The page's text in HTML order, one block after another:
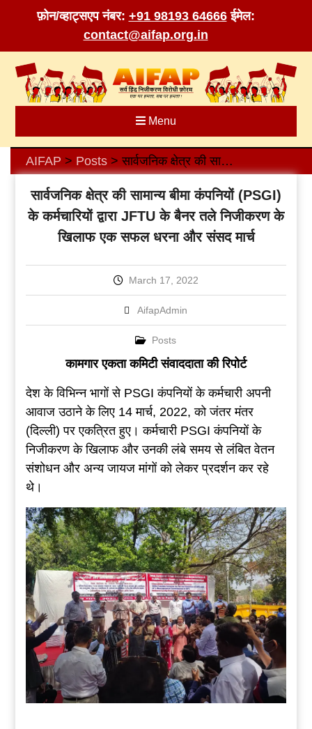
फ़ोन/व्हाट्सएप नंबर: +91 98193 64666 ईमेल:
contact@aifap.org.in
content
Menu
AIFAP > Posts> सार्वजनिक क्षेत्र की सामान्य बीमा कंपनियों (PSGI) के कर्मचारियों द्वारा JFTU के बैनर तले निजीकरण के खिलाफ एक सफल धरना और संसद मार्च
सार्वजनिक क्षेत्र की सामान्य बीमा कंपनियों (PSGI)
के कर्मचारियों द्वारा JFTU के बैनर तले निजीकरण के
खिलाफ एक सफल धरना और संसद मार्च
March 17, 2022
AifapAdmin
Posts
कामगार एकता कमिटी संवाददाता की रिपोर्ट
देश के विभिन्न भागों से PSGI कंपनियों के कर्मचारी अपनी
आवाज उठाने के लिए 14 मार्च, 2022, को जंतर मंतर
(दिल्ली) पर एकत्रित हुए। कर्मचारी PSGI कंपनियों के
निजीकरण के खिलाफ और उनकी लंबे समय से लंबित वेतन
संशोधन और अन्य जायज मांगों को लेकर प्रदर्शन कर रहे
थे।